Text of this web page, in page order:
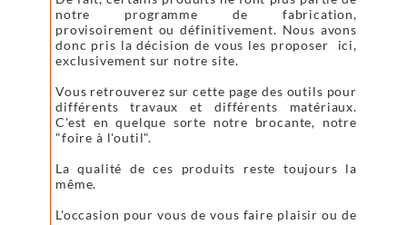
notre programme de fabrication,
provisoirement ou définitivement. Nous avons
donc pris la décision de vous les proposer ici,
exclusivement sur notre site.
Vous retrouverez sur cette page des outils pour
différents travaux et différents matériaux.
C'est en quelque sorte notre brocante, notre
"foire à l'outil".
La qualité de ces produits reste toujours la
même.
L'occasion pour vous de vous faire plaisir ou de